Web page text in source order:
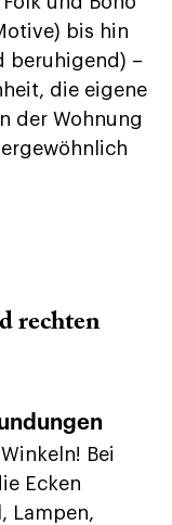
bis hin
beruhigend) –
die eigene
der Wohnung
rechten
Bei
Ecken
Lampen,